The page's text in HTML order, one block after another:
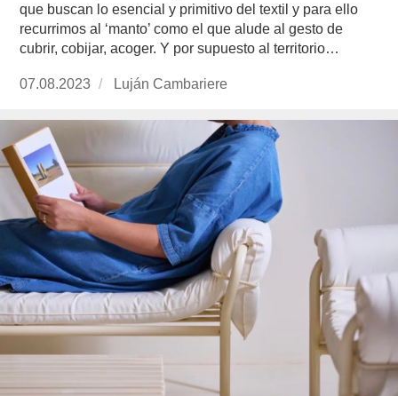
que buscan lo esencial y primitivo del textil y para ello
recurrimos al ‘manto’ como el que alude al gesto de
cubrir, cobijar, acoger. Y por supuesto al territorio…
Publicado
07.08.2023
https://www.experimenta.es/author/lujan-
Luján Cambariere